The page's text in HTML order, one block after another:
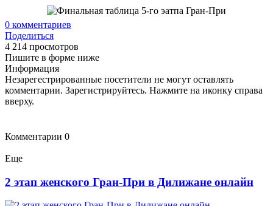
0 комментариев
Поделиться
4 214 просмотров
Пишите в форме ниже
Информация
Незарегестрированные посетители не могут оставлять
комментарии. Зарегистрируйтесь. Нажмите на иконку справа
вверху.
Комментарии 0
Еще
2 этап женского Гран-При в Дилижане онлайн